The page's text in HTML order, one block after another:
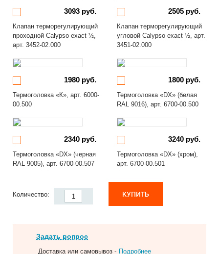
3093 руб.
Клапан терморегулирующий
проходной Calypso exact ½,
арт. 3452-02.000
2505 руб.
Клапан терморегулирующий
угловой Calypso exact ½, арт.
3451-02.000
1980 руб.
Термоголовка «К», арт. 6000-
00.500
1800 руб.
Термоголовка «DX» (белая
RAL 9016), арт. 6700-00.500
2340 руб.
Термоголовка «DX» (черная
RAL 9005), арт. 6700-00.507
3240 руб.
Термоголовка «DX» (хром),
арт. 6700-00.501
Количество: КУПИТЬ
Задать вопрос
Доставка или самовывоз - Подробнее